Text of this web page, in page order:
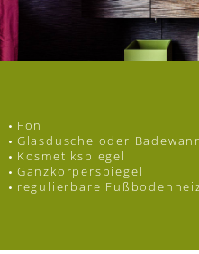
Fön
Glasdusche oder
Kosmetikspiegel
Ganzkörperspiegel
regulierbare